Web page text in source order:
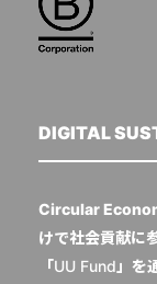
DIGITAL
Circular
けで社会貢献に
「UU Fund 」を